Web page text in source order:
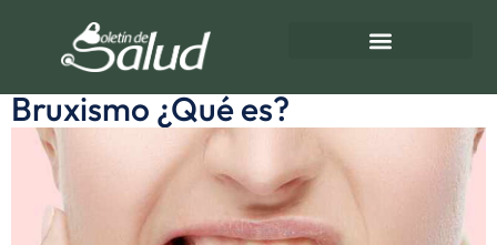
Involuntaria
Bruxismo ¿Qué es?